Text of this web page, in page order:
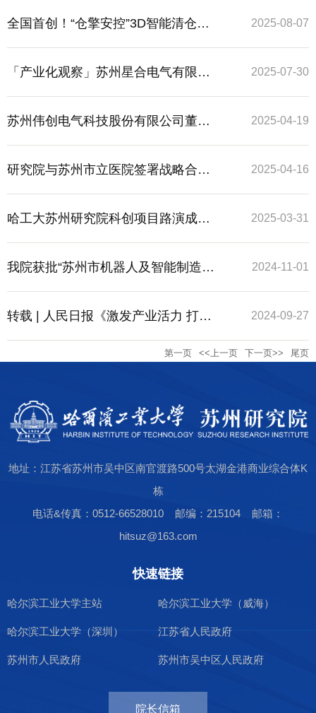
全自由度微低重力模拟的产业化之路
全国首创！“仓擎安控”3D智能清仓监
测控制系统落地日照港 ——哈工大苏
州研究院产学研成果破解粮食港口安
全难题
2025-08-07
「产业化观察」苏州星合电气有限公
司
2025-07-30
苏州伟创电气科技股份有限公司董事
长胡智勇、苏州市吴中金融控股集团
有限公司总经理杨冬琴一行到研究院
座谈交流
2025-04-19
研究院与苏州市立医院签署战略合作
协议
2025-04-16
哈工大苏州研究院科创项目路演成功
举办
2025-03-31
我院获批“苏州市机器人及智能制造概
念验证中心”
2024-11-01
转载 | 人民日报《激发产业活力 打造
科创高地》
2024-09-27
第一页 <<上一页 下一页>> 尾页
地址：江苏省苏州市吴中区南官渡路500号太湖金港商业综合体K
栋
电话&传真：0512-66528010 邮编：215104 邮箱：
hitsuz@163.com
快速链接
哈尔滨工业大学主站 哈尔滨工业大学（威海）
哈尔滨工业大学（深圳） 江苏省人民政府
苏州市人民政府 苏州市吴中区人民政府
院长信箱